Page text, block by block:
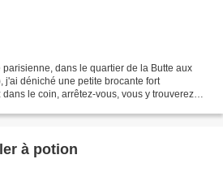
dans le quartier de la Butte aux
j'ai déniché une petite brocante fort
le coin, arrêtez-vous, vous y trouverez
à potion